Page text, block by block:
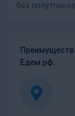
без
Едем.рф: